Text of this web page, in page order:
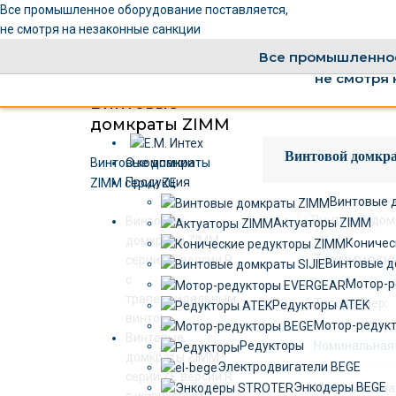
Все промышленное оборудование поставляется,
не смотря на незаконные санкции
Все
не смотря
О компании
Продукция
Винтовые
Актуаторы ZIMM
Винтовые
Мотор-
Редукторы ATEK
Мотор-
Редукторы
Электродвигатели BEGE
Энкодеры BEGE
Винтовой
Типоразмер:
Номинальная
Винтовые
домкраты ZIMM
Винтовые домкраты
ZIMM серии ZE
Винтовые
домкраты ZIMM
серии ZE версии R
c
трапецеидальным
винтом
Винтовые
домкраты ZIMM
серии ZE версии R